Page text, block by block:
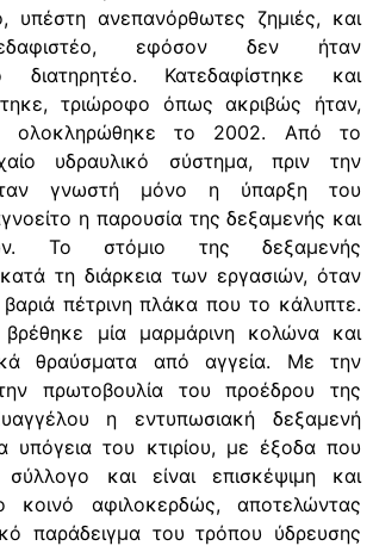
υπέστη ανεπανόρθωτες ζημιές, και
εφόσον δεν ήταν
διατηρητέο. Κατεδαφίστηκε και
τριώροφο όπως ακριβώς ήταν,
ολοκληρώθηκε το 2002. Από το
υδραυλικό σύστημα, πριν την
γνωστή μόνο η ύπαρξη του
η παρουσία της δεξαμενής και
Το στόμιο της δεξαμενής
τη διάρκεια των εργασιών, όταν
πέτρινη πλάκα που το κάλυπτε.
μία μαρμάρινη κολώνα και
θραύσματα από αγγεία. Με την
πρωτοβουλία του προέδρου της
η εντυπωσιακή δεξαμενή
υπόγεια του κτιρίου, με έξοδα που
και είναι επισκέψιμη και
κοινό αφιλοκερδώς, αποτελώντας
παράδειγμα του τρόπου ύδρευσης